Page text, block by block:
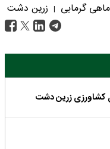
ماهی گرمابی | زرین دشت
کشاورزی زرین دشت